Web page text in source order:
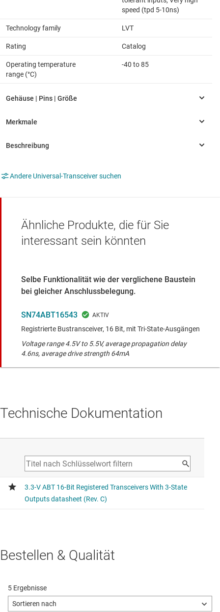
speed (tpd 5-10ns)
Technology family LVT
Rating Catalog
Operating temperature
range (°C)
-40 to 85
Andere Universal-Transceiver suchen
Ähnliche Produkte, die für Sie
interessant sein könnten
Selbe Funktionalität wie der verglichene Baustein
bei gleicher Anschlussbelegung.
SN74ABT16543
Registrierte Bustransceiver, 16 Bit, mit Tri-State-Ausgängen
Voltage range 4.5V to 5.5V, average propagation delay
4.6ns, average drive strength 64mA
Technische Dokumentation
Bestellen & Qualität